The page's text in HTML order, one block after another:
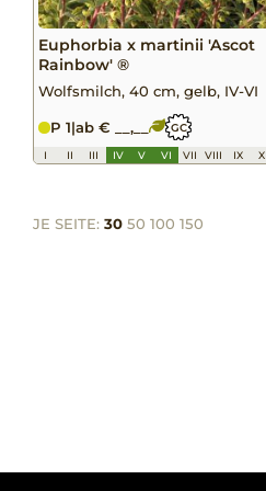
Euphorbia x martinii 'Ascot
Rainbow' ®
Wolfsmilch, 40 cm, gelb, IV-VI
P 1|ab € __,__ GC
I II III IV V VI VII VIII IX X
JE SEITE: 30 50 100 150